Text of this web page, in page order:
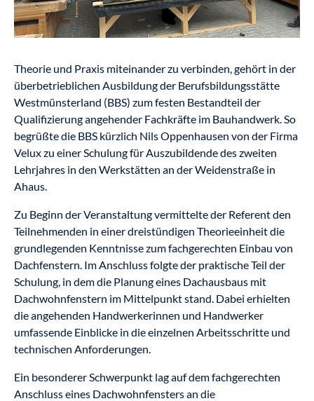
Theorie und Praxis miteinander zu verbinden, gehört in der
überbetrieblichen Ausbildung der Berufsbildungsstätte
Westmünsterland (BBS) zum festen Bestandteil der
Qualifizierung angehender Fachkräfte im Bauhandwerk. So
begrüßte die BBS kürzlich Nils Oppenhausen von der Firma
Velux zu einer Schulung für Auszubildende des zweiten
Lehrjahres in den Werkstätten an der Weidenstraße in
Ahaus.
Zu Beginn der Veranstaltung vermittelte der Referent den
Teilnehmenden in einer dreistündigen Theorieeinheit die
grundlegenden Kenntnisse zum fachgerechten Einbau von
Dachfenstern. Im Anschluss folgte der praktische Teil der
Schulung, in dem die Planung eines Dachausbaus mit
Dachwohnfenstern im Mittelpunkt stand. Dabei erhielten
die angehenden Handwerkerinnen und Handwerker
umfassende Einblicke in die einzelnen Arbeitsschritte und
technischen Anforderungen.
Ein besonderer Schwerpunkt lag auf dem fachgerechten
Anschluss eines Dachwohnfensters an die